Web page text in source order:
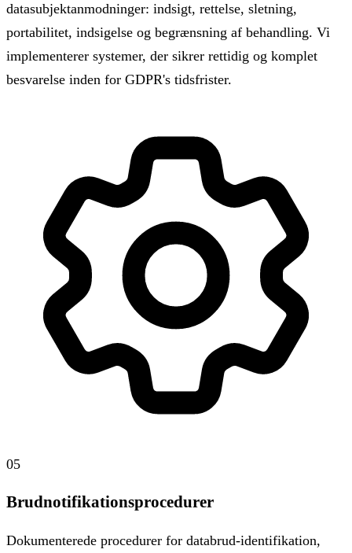
datasubjektanmodninger: indsigt, rettelse, sletning,
portabilitet, indsigelse og begrænsning af behandling. Vi
implementerer systemer, der sikrer rettidig og komplet
besvarelse inden for GDPR's tidsfrister.
05
Brudnotifikationsprocedurer
Dokumenterede procedurer for databrud-identifikation,